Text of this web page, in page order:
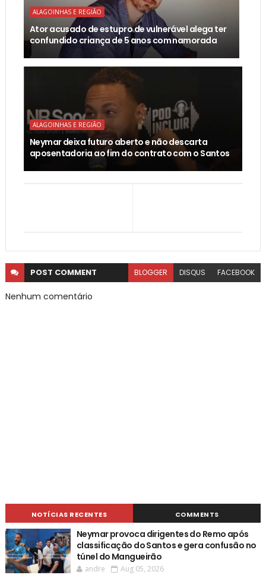
ALAGOINHAS E REGIÃO
Ator acusado de estupro de vulnerável alega ter
confundido criança de 5 anos com namorada
ALAGOINHAS E REGIÃO
Neymar deixa futuro aberto e não descarta
aposentadoria ao fim do contrato com o Santos
POST COMMENT BLOGGER DISQUS FACEBOOK
Nenhum comentário
NOTÍCIAS RECENTES COMMENTS
Neymar provoca dirigentes do Remo após
classificação do Santos e gera confusão no
túnel do Mangueirão
andre Aug 05, 2026